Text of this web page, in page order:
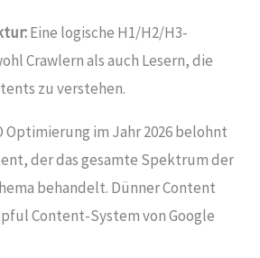
Eine logische H1/H2/H3-
Crawlern als auch Lesern, die
zu verstehen.
Optimierung im Jahr 2026 belohnt
der das gesamte Spektrum der
behandelt. Dünner Content
Content-System von Google